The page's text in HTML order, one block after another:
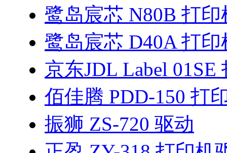
鹭岛宸芯 N80B 打印
鹭岛宸芯 D40A 打印
京东JDL Label 01SE
佰佳腾 PDD-150 打
振狮 ZS-720 驱动